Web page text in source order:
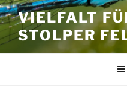
Zum
Inhalt
springen
VIELFALT
STOLPER